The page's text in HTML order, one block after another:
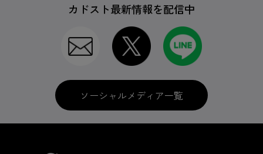
カドスト最新情報を配信中
ソーシャルメディア一覧